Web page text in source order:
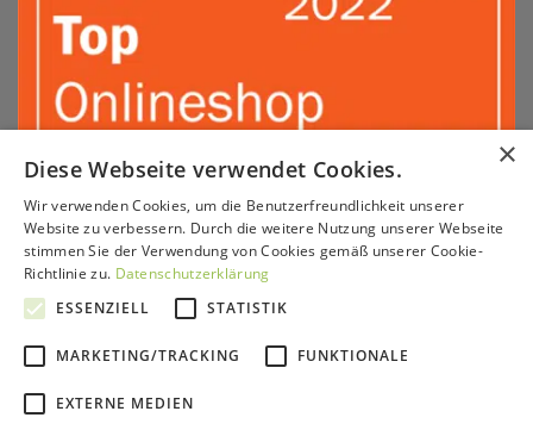
Sepa PayPal Amazon Apple
Pay
Google
Pay
Klarna
MasterCardAmerican
Express
Sofort GiroPay
KONTAKT & BERATUNG SERVICE
PARTNERPROGRAMM
GrünePerlen GmbH
×
Diese Webseite verwendet Cookies.
Wir verwenden Cookies, um die Benutzerfreundlichkeit unserer
Website zu verbessern. Durch die weitere Nutzung unserer Webseite
stimmen Sie der Verwendung von Cookies gemäß unserer Cookie-
Richtlinie zu. Datenschutzerklärung
ESSENZIELL
STATISTIK
MARKETING/TRACKING FUNKTIONALE
EXTERNE MEDIEN